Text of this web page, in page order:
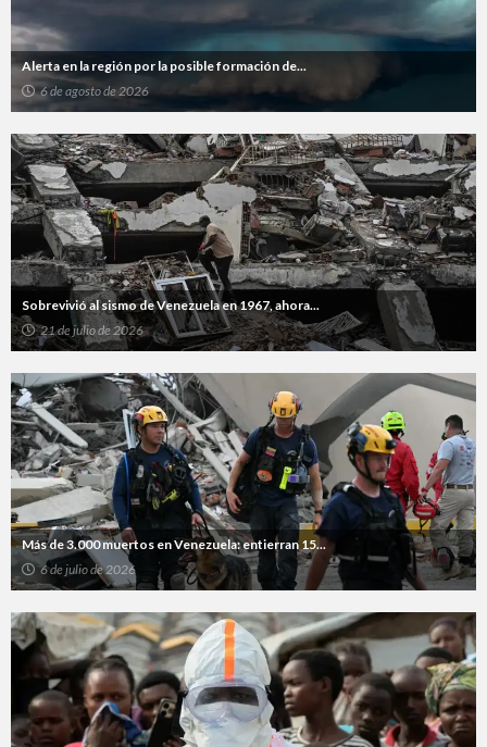
Alerta en la región por la posible formación de...
6 de agosto de 2026
Sobrevivió al sismo de Venezuela en 1967, ahora...
21 de julio de 2026
Más de 3.000 muertos en Venezuela: entierran 15...
6 de julio de 2026